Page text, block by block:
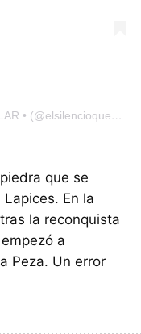
Una publicación compartida de • PILAR • (@elsilencioquemehabita)
que se
En la
la reconquista
a
Peza. Un error